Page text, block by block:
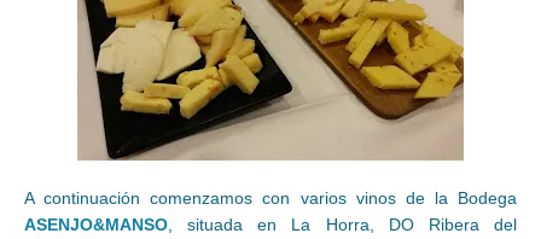
A continuación comenzamos con varios vinos de la Bodega
ASENJO&MANSO , situada en La Horra, DO Ribera del